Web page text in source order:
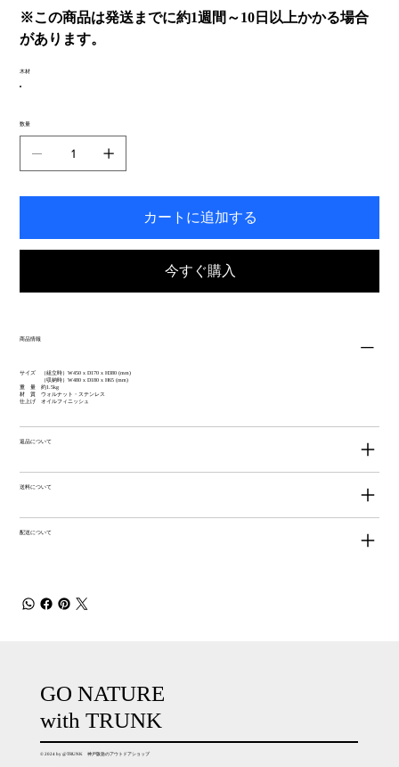
※この商品は発送までに約1週間～10日以上かかる場合
があります。
木材
数量
カートに追加する
今すぐ購入
商品情報
サイズ （組立時）W450 x D170 x H380 (mm)
（収納時）W480 x D180 x H65 (mm)
重 量 約1.5kg
材 質 ウォルナット・ステンレス
仕上げ オイルフィニッシュ
返品について
送料について
配送について
GO NATURE
with TRUNK
© 2024 by @TRUNK 神戸阪急のアウトドアショップ